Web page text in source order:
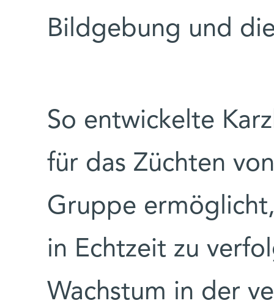
Bildgebung und
So entwickelte
für das Züchten
Gruppe
in Echtzeit zu
Wachstum in der